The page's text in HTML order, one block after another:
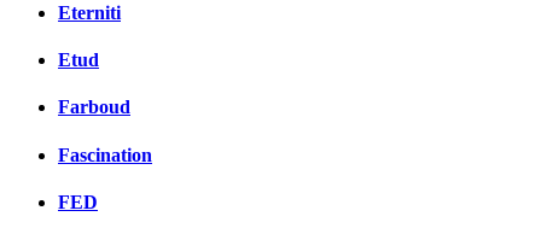
Eterniti
Etud
Farboud
Fascination
FED